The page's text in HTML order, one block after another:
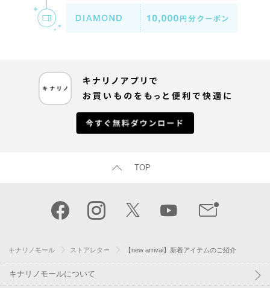
TOP
キナリノモール ストアレター 【new arrival】新着アイテムのご紹介
キナリノモールについて